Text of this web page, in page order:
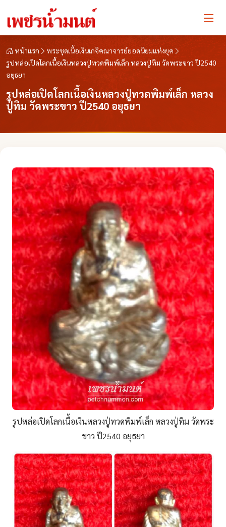
หน้าแรก
พระชุดเนื้อเงินเกจิคณาจารย์ยอดนิยมแห่งยุค
รูปหล่อเปิดโลกเนื้อเงินหลวงปู่ทวดพิมพ์เล็ก หลวงปู่ทิม วัดพระขาว ปี2540
อยุธยา
รูปหล่อเปิดโลกเนื้อเงินหลวงปู่ทวดพิมพ์เล็ก หลวง
ปู่ทิม วัดพระขาว ปี2540 อยุธยา
รูปหล่อเปิดโลกเนื้อเงินหลวงปู่ทวดพิมพ์เล็ก หลวงปู่ทิม วัดพระ
ขาว ปี2540 อยุธยา